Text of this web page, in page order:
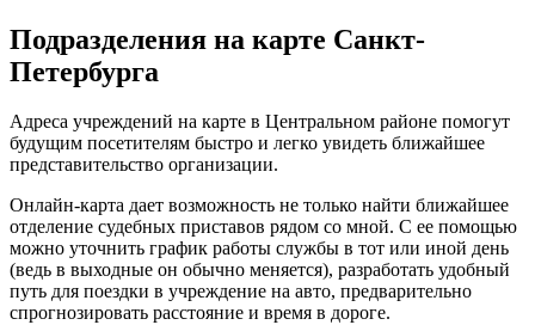
Подразделения на карте Санкт-
Петербурга
Адреса учреждений на карте в Центральном районе помогут
будущим посетителям быстро и легко увидеть ближайшее
представительство организации.
Онлайн-карта дает возможность не только найти ближайшее
отделение судебных приставов рядом со мной. С ее помощью
можно уточнить график работы службы в тот или иной день
(ведь в выходные он обычно меняется), разработать удобный
путь для поездки в учреждение на авто, предварительно
спрогнозировать расстояние и время в дороге.